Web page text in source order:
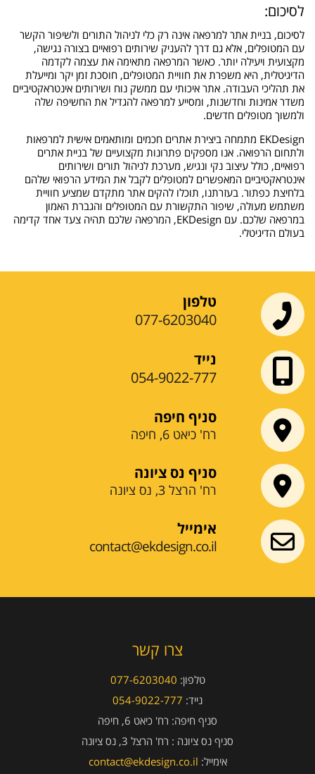
לסיכום:
לסיכום, בניית אתר למרפאה אינה רק כלי לניהול התורים ולשיפור הקשר
עם המטופלים, אלא גם דרך להעניק שירותים רפואיים בצורה נגישה,
מקצועית ויעילה יותר. כאשר המרפאה מתאימה את עצמה לקדמה
הדיגיטלית, היא משפרת את חוויית המטופלים, חוסכת זמן יקר ומייעלת
את תהליכי העבודה. אתר איכותי עם ממשק נוח ושירותים אינטראקטיביים
משדר אמינות וחדשנות, ומסייע למרפאה להגדיל את החשיפה שלה
ולמשוך מטופלים חדשים.
EKDesign מתמחה ביצירת אתרים חכמים ומותאמים אישית למרפאות
ולתחום הרפואה. אנו מספקים פתרונות מקצועיים של בניית אתרים
רפואיים, כולל עיצוב נקי ונגיש, מערכת לניהול תורים ושירותים
אינטראקטיביים המאפשרים למטופלים לקבל את המידע הרפואי שלהם
בלחיצת כפתור. בעזרתנו, תוכלו להקים אתר מתקדם שמציע חוויית
משתמש מעולה, שיפור התקשורת עם המטופלים והגברת האמון
במרפאה שלכם. עם EKDesign, המרפאה שלכם תהיה צעד אחד קדימה
בעולם הדיגיטלי.
טלפון
077-6203040
נייד
054-9022-777
סניף חיפה
רח' כיאט 6, חיפה
סניף נס ציונה
רח' הרצל 3, נס ציונה
אימייל
contact@ekdesign.co.il
צרו קשר
טלפון: 077-6203040
נייד: 054-9022-777
סניף חיפה: רח' כיאט 6, חיפה
סניף נס ציונה : רח' הרצל 3, נס ציונה
אימייל: contact@ekdesign.co.il